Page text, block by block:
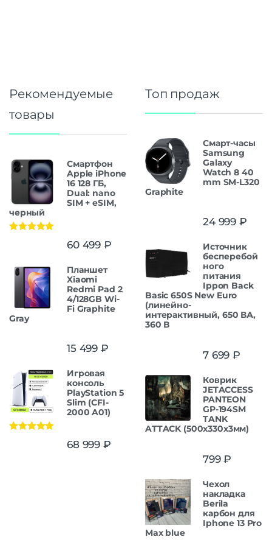
Рекомендуемые
товары
Смартфон
Apple iPhone
16 128 ГБ,
Dual: nano
SIM + eSIM,
черный
60 499 ₽
Планшет
Xiaomi
Redmi Pad 2
4/128GB Wi-
Fi Graphite
Gray
15 499 ₽
Игровая
консоль
PlayStation 5
Slim (CFI-
2000 A01)
68 999 ₽
Топ продаж
Смарт-часы
Samsung
Galaxy
Watch 8 40
mm SM-L320
Graphite
24 999 ₽
Источник
бесперебой
ного
питания
Ippon Back
Basic 650S New Euro
(линейно-
интерактивный, 650 ВА,
360 В
7 699 ₽
Коврик
JETACCESS
PANTEON
GP-194SM
TANK
ATTACK (500x330x3мм)
799₽
Чехол
накладка
Berila
карбон для
Iphone 13 Pro
Max blue